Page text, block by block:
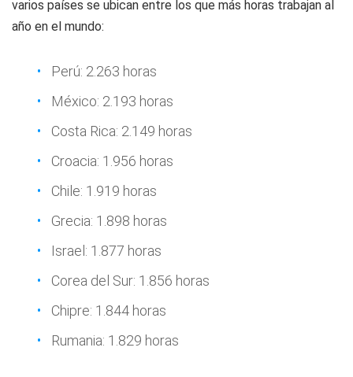
varios países se ubican entre los que más horas trabajan al
año en el mundo:
Perú: 2.263 horas
México: 2.193 horas
Costa Rica: 2.149 horas
Croacia: 1.956 horas
Chile: 1.919 horas
Grecia: 1.898 horas
Israel: 1.877 horas
Corea del Sur: 1.856 horas
Chipre: 1.844 horas
Rumania: 1.829 horas